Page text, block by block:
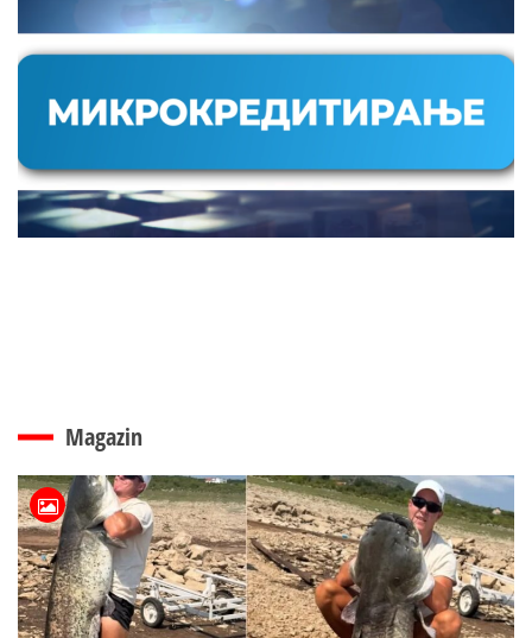
Magazin